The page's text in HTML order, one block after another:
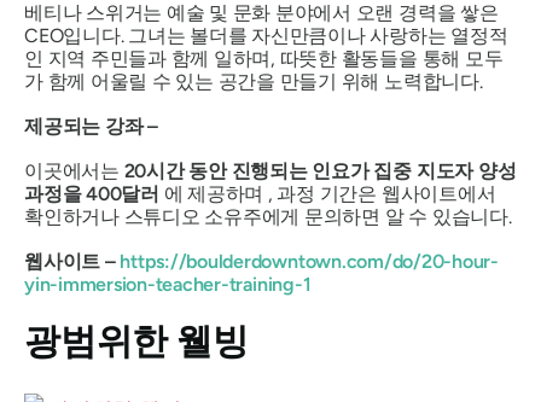
베티나 스위거는 예술 및 문화 분야에서 오랜 경력을 쌓은
CEO입니다. 그녀는 볼더를 자신만큼이나 사랑하는 열정적
인 지역 주민들과 함께 일하며, 따뜻한 활동들을 통해 모두
가 함께 어울릴 수 있는 공간을 만들기 위해 노력합니다.
제공되는 강좌 –
이곳에서는 20시간 동안 진행되는 인요가 집중 지도자 양성
과정을400달러 에 제공하며 , 과정 기간은 웹사이트에서
확인하거나 스튜디오 소유주에게 문의하면 알 수 있습니다.
웹사이트 –https://boulderdowntown.com/do/20-hour-
yin-immersion-teacher-training-1
광범위한 웰빙